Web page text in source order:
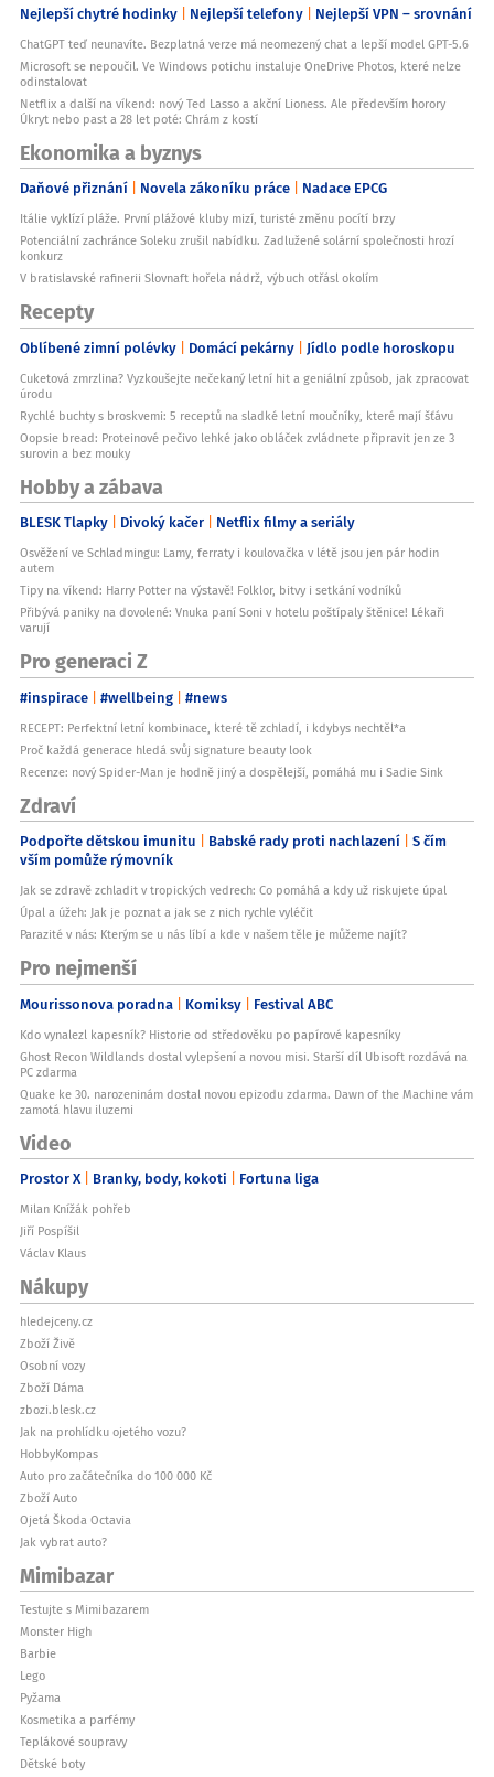
Nejlepší chytré hodinky Nejlepší telefony Nejlepší VPN – srovnání
ChatGPT teď neunavíte. Bezplatná verze má neomezený chat a lepší model GPT-5.6
Microsoft se nepoučil. Ve Windows potichu instaluje OneDrive Photos, které nelze
odinstalovat
Netflix a další na víkend: nový Ted Lasso a akční Lioness. Ale především horory
Úkryt nebo past a 28 let poté: Chrám z kostí
Ekonomika a byznys
Daňové přiznání Novela zákoníku práce Nadace EPCG
Itálie vyklízí pláže. První plážové kluby mizí, turisté změnu pocítí brzy
Potenciální zachránce Soleku zrušil nabídku. Zadlužené solární společnosti hrozí
konkurz
V bratislavské rafinerii Slovnaft hořela nádrž, výbuch otřásl okolím
Recepty
Oblíbené zimní polévky Domácí pekárny Jídlo podle horoskopu
Cuketová zmrzlina? Vyzkoušejte nečekaný letní hit a geniální způsob, jak zpracovat
úrodu
Rychlé buchty s broskvemi: 5 receptů na sladké letní moučníky, které mají šťávu
Oopsie bread: Proteinové pečivo lehké jako obláček zvládnete připravit jen ze 3
surovin a bez mouky
Hobby a zábava
BLESK Tlapky Divoký kačer Netflix filmy a seriály
Osvěžení ve Schladmingu: Lamy, ferraty i koulovačka v létě jsou jen pár hodin
autem
Tipy na víkend: Harry Potter na výstavě! Folklor, bitvy i setkání vodníků
Přibývá paniky na dovolené: Vnuka paní Soni v hotelu poštípaly štěnice! Lékaři
varují
Pro generaci Z
#inspirace #wellbeing #news
RECEPT: Perfektní letní kombinace, které tě zchladí, i kdybys nechtěl*a
Proč každá generace hledá svůj signature beauty look
Recenze: nový Spider-Man je hodně jiný a dospělejší, pomáhá mu i Sadie Sink
Zdraví
Podpořte dětskou imunitu Babské rady proti nachlazení S čím
vším pomůže rýmovník
Jak se zdravě zchladit v tropických vedrech: Co pomáhá a kdy už riskujete úpal
Úpal a úžeh: Jak je poznat a jak se z nich rychle vyléčit
Parazité v nás: Kterým se u nás líbí a kde v našem těle je můžeme najít?
Pro nejmenší
Mourissonova poradna Komiksy Festival ABC
Kdo vynalezl kapesník? Historie od středověku po papírové kapesníky
Ghost Recon Wildlands dostal vylepšení a novou misi. Starší díl Ubisoft rozdává na
PC zdarma
Quake ke 30. narozeninám dostal novou epizodu zdarma. Dawn of the Machine vám
zamotá hlavu iluzemi
Video
Prostor X Branky, body, kokoti Fortuna liga
Milan Knížák pohřeb
Jiří Pospíšil
Václav Klaus
Nákupy
hledejceny.cz
Zboží Živě
Osobní vozy
Zboží Dáma
zbozi.blesk.cz
Jak na prohlídku ojetého vozu?
HobbyKompas
Auto pro začátečníka do 100 000 Kč
Zboží Auto
Ojetá Škoda Octavia
Jak vybrat auto?
Mimibazar
Testujte s Mimibazarem
Monster High
Barbie
Lego
Pyžama
Kosmetika a parfémy
Teplákové soupravy
Dětské boty